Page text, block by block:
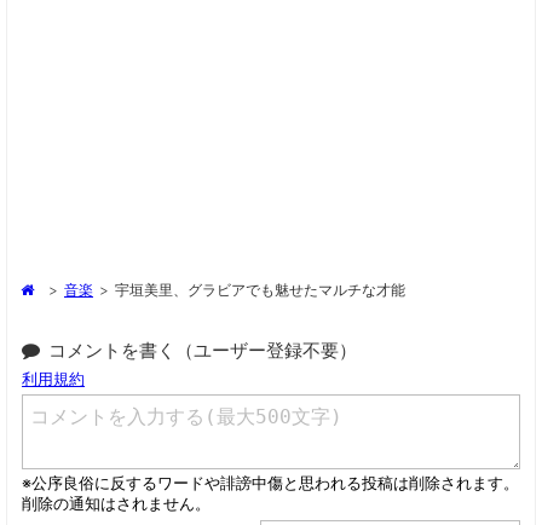
> 音楽 > 宇垣美里、グラビアでも魅せたマルチな才能
コメントを書く（ユーザー登録不要）